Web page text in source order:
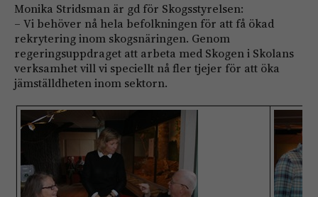
Monika Stridsman är gd för Skogsstyrelsen:
– Vi behöver nå hela befolkningen för att få ökad
rekrytering inom skogsnäringen. Genom
regeringsuppdraget att arbeta med Skogen i Skolans
verksamhet vill vi speciellt nå fler tjejer för att öka
jämställdheten inom sektorn.